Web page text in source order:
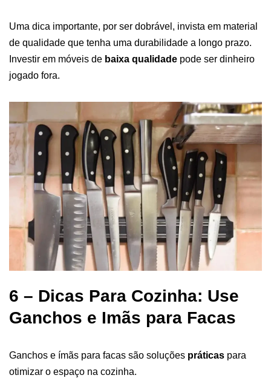
Uma dica importante, por ser dobrável, invista em material
de qualidade que tenha uma durabilidade a longo prazo.
Investir em móveis de baixa qualidade pode ser dinheiro
jogado fora.
6 – Dicas Para Cozinha: Use
Ganchos e Imãs para Facas
Ganchos e ímãs para facas são soluções práticas para
otimizar o espaço na cozinha.